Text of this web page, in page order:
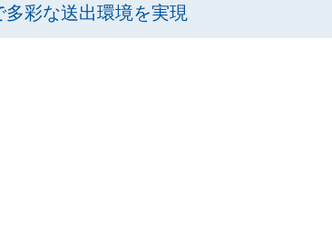
多彩な送出環境を実現